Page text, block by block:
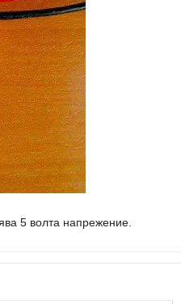
5 волта напрежение.